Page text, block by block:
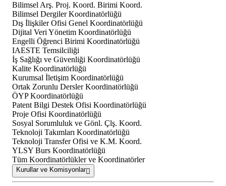
Bilimsel Arş. Proj. Koord. Birimi Koord.
Bilimsel Dergiler Koordinatörlüğü
Dış İlişkiler Ofisi Genel Koordinatörlüğü
Dijital Veri Yönetim Koordinatörlüğü
Engelli Öğrenci Birimi Koordinatörlüğü
IAESTE Temsilciliği
İş Sağlığı ve Güvenliği Koordinatörlüğü
Kalite Koordinatörlüğü
Kurumsal İletişim Koordinatörlüğü
Ortak Zorunlu Dersler Koordinatörlüğü
ÖYP Koordinatörlüğü
Patent Bilgi Destek Ofisi Koordinatörlüğü
Proje Ofisi Koordinatörlüğü
Sosyal Sorumluluk ve Gönl. Çlş. Koord.
Teknoloji Takımları Koordinatörlüğü
Teknoloji Transfer Ofisi ve K.M. Koord.
YLSY Burs Koordinatörlüğü
Tüm Koordinatörlükler ve Koordinatörler
Kurullar ve Komisyonlar